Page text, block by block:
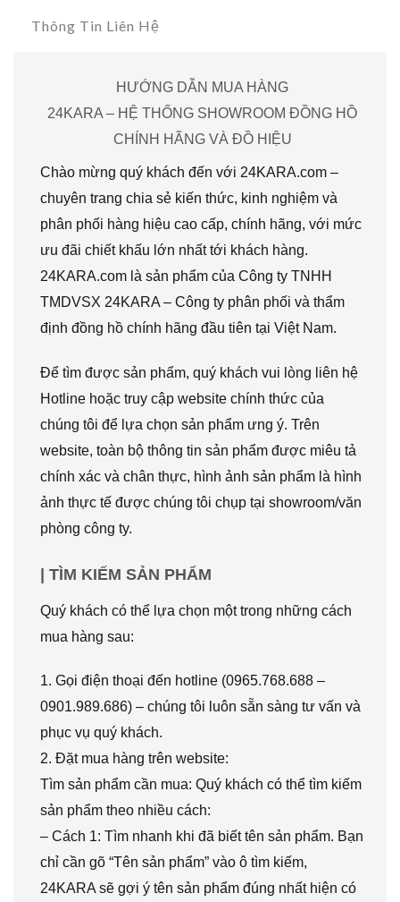
Thông Tin Liên Hệ
HƯỚNG DẪN MUA HÀNG
24KARA – HỆ THỐNG SHOWROOM ĐỒNG HỒ
CHÍNH HÃNG VÀ ĐỒ HIỆU
Chào mừng quý khách đến với 24KARA.com –
chuyên trang chia sẻ kiến thức, kinh nghiệm và
phân phối hàng hiệu cao cấp, chính hãng, với mức
ưu đãi chiết khấu lớn nhất tới khách hàng.
24KARA.com là sản phẩm của Công ty TNHH
TMDVSX 24KARA – Công ty phân phối và thẩm
định đồng hồ chính hãng đầu tiên tại Việt Nam.
Để tìm được sản phẩm, quý khách vui lòng liên hệ
Hotline hoặc truy cập website chính thức của
chúng tôi để lựa chọn sản phẩm ưng ý. Trên
website, toàn bộ thông tin sản phẩm được miêu tả
chính xác và chân thực, hình ảnh sản phẩm là hình
ảnh thực tế được chúng tôi chụp tại showroom/văn
phòng công ty.
| TÌM KIẾM SẢN PHẨM
Quý khách có thể lựa chọn một trong những cách
mua hàng sau:
1. Gọi điện thoại đến hotline (0965.768.688 –
0901.989.686) – chúng tôi luôn sẵn sàng tư vấn và
phục vụ quý khách.
2. Đặt mua hàng trên website:
Tìm sản phẩm cần mua: Quý khách có thể tìm kiếm
sản phẩm theo nhiều cách:
– Cách 1: Tìm nhanh khi đã biết tên sản phẩm. Bạn
chỉ cần gõ “Tên sản phẩm” vào ô tìm kiếm,
24KARA sẽ gợi ý tên sản phẩm đúng nhất hiện có